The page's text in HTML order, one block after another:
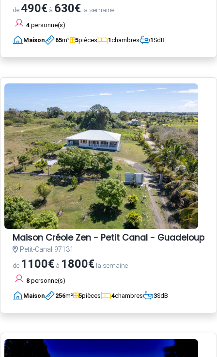
de490€ à 630€ la semaine
4 personne(s)
Maison 65m² 5pièces 1chambres 1SdB
Maison Créole Zen - Petit Canal - Guadeloupe
Petit-Canal 97131
de 1100€ à 1800€ la semaine
8 personne(s)
Maison 256m² 5pièces 4chambres 3SdB